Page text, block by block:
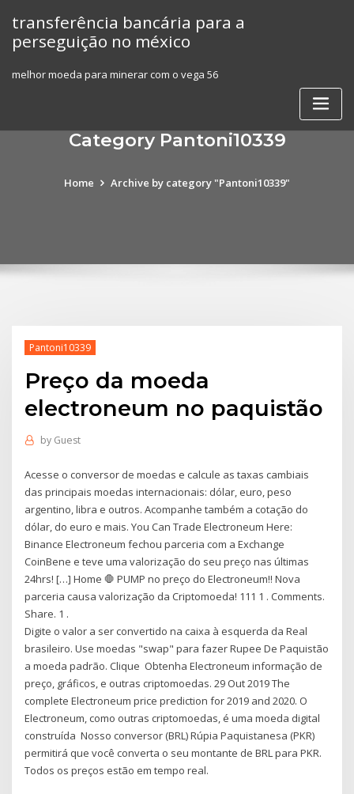
content
transferência bancária para a
perseguição no méxico
melhor moeda para minerar com o vega 56
Category Pantoni10339
Home Archive by category "Pantoni10339"
Pantoni10339
Preço da moeda
electroneum no paquistão
by Guest
Acesse o conversor de moedas e calcule as taxas cambiais
das principais moedas internacionais: dólar, euro, peso
argentino, libra e outros. Acompanhe também a cotação do
dólar, do euro e mais. You Can Trade Electroneum Here:
Binance Electroneum fechou parceria com a Exchange
CoinBene e teve uma valorização do seu preço nas últimas
24hrs! […] Home 🛑 PUMP no preço do Electroneum!! Nova
parceria causa valorização da Criptomoeda! 111 1 . Comments.
Share. 1 .
Digite o valor a ser convertido na caixa à esquerda da Real
brasileiro. Use moedas "swap" para fazer Rupee De Paquistão
a moeda padrão. Clique Obtenha Electroneum informação de
preço, gráficos, e outras criptomoedas. 29 Out 2019 The
complete Electroneum price prediction for 2019 and 2020. O
Electroneum, como outras criptomoedas, é uma moeda digital
construída Nosso conversor (BRL) Rúpia Paquistanesa (PKR)
permitirá que você converta o seu montante de BRL para PKR.
Todos os preços estão em tempo real.